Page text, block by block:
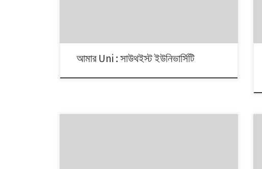
আমার Uni : সাউথইস্ট ইউনিভার্সিটি